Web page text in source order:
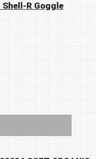
Shell-R Goggle